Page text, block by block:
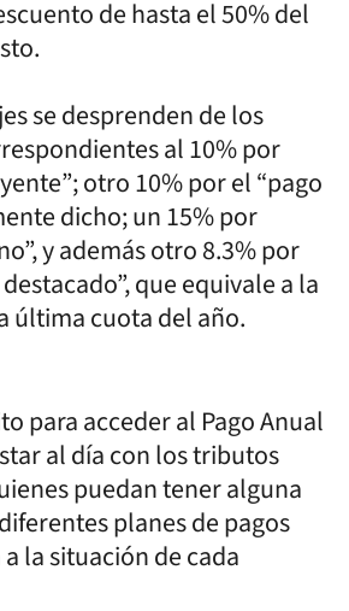
de hasta el 50% del
se desprenden de los
al 10% por
otro 10% por el “pago
dicho; un 15% por
y además otro 8.3% por
que equivale a la
última cuota del año.
para acceder al Pago Anual
al día con los tributos
puedan tener alguna
planes de pagos
la situación de cada